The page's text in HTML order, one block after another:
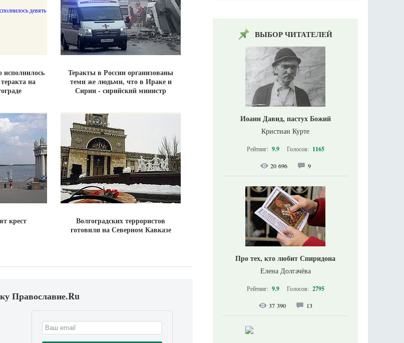
исполнилось
на
Теракты в России организованы
теми же людьми, что в Ираке и
Сирии - сирийский министр
крест
Волгоградских террористов
готовили на Северном Кавказе
Православие.Ru
ВЫБОР ЧИТАТЕЛЕЙ
Иоанн Давид, пастух Божий
Кристиан Курте
Рейтинг: 9.9 Голосов: 1165
20 696 9
Про тех, кто любит Спиридона
Елена Долгачёва
Рейтинг: 9.9 Голосов: 2795
37 390 13